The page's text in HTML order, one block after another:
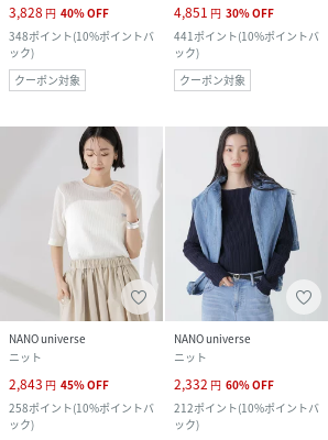
3,828 円 40%OFF
348ポイント(10%ポイントバ
ック)
クーポン対象
4,851 円 30%OFF
441 ポイント(10%ポイントバ
ック)
クーポン対象
NANO universe
ニット
2,843 円 45%OFF
258ポイント(10%ポイントバ
ック)
NANO universe
ニット
2,332 円 60%OFF
212ポイント(10%ポイントバ
ック)